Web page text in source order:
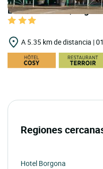
LOGIS HOTELS |
A 5.35 km de distancia |
Regiones
Hotel Borgona